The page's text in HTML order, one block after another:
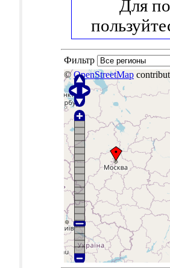
Для
Фильтр
©OpenStreetMap